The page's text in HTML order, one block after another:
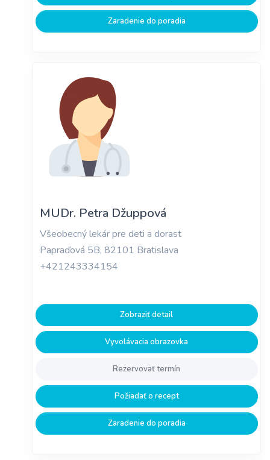
Zaradenie do poradia
MUDr. Petra Džuppová
Všeobecný lekár pre deti a dorast
Papraďová 5B, 82101 Bratislava
+421243334154
Zobraziť detail
Vyvolávacia obrazovka
Rezervovať termín
Požiadať o recept
Zaradenie do poradia